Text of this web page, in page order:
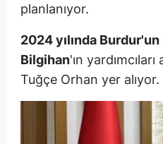
planlanıyor.
2024 yılında
Bilgihan'ın
Tuğçe Orhan yer alıyor.